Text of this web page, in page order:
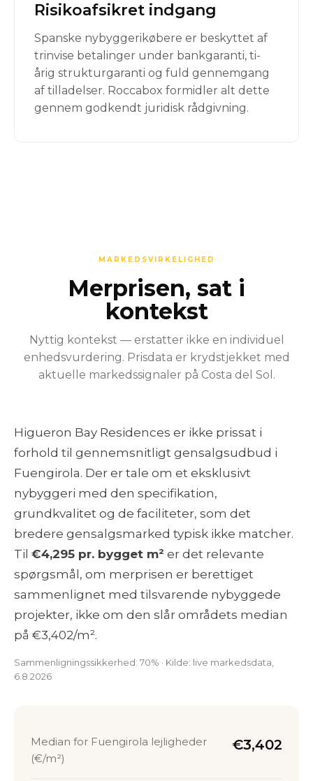
Risikoafsikret indgang
Spanske nybyggerikøbere er beskyttet af
trinvise betalinger under bankgaranti, ti-
årig strukturgaranti og fuld gennemgang
af tilladelser. Roccabox formidler alt dette
gennem godkendt juridisk rådgivning.
MARKEDSVIRKELIGHED
Merprisen, sat i
kontekst
Nyttig kontekst — erstatter ikke en individuel
enhedsvurdering. Prisdata er krydstjekket med
aktuelle markedssignaler på Costa del Sol.
Higueron Bay Residences er ikke prissat i
forhold til gennemsnitligt gensalgsudbud i
Fuengirola. Der er tale om et eksklusivt
nybyggeri med den specifikation,
grundkvalitet og de faciliteter, som det
bredere gensalgsmarked typisk ikke matcher.
Til €4,295 pr. bygget m² er det relevante
spørgsmål, om merprisen er berettiget
sammenlignet med tilsvarende nybyggede
projekter, ikke om den slår områdets median
på €3,402/m².
Sammenligningssikkerhed: 70% · Kilde: live markedsdata,
6.8.2026
Median for Fuengirola lejligheder
(€/m²)
€3,402